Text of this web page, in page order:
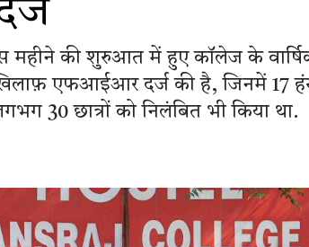
महीने की शुरुआत में हुए कॉलेज के
एफआईआर दर्ज की है, जिनमें 17
30 छात्रों को निलंबित भी किया था.